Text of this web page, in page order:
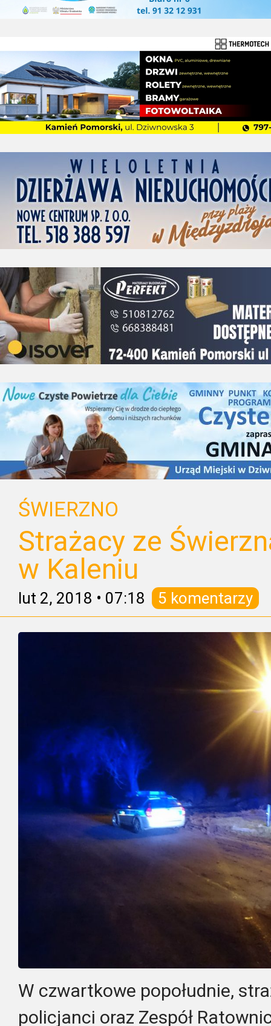
ŚWIERZNO
Strażacy ze
w Kaleniu
lut 2, 2018 • 07:18 5 komentarzy
W czwartkowe popołudnie,
policjanci oraz Zespół